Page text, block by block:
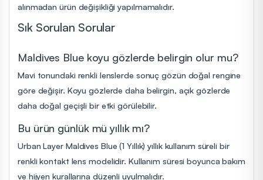
alınmadan ürün değişikliği yapılmamalıdır.
Sık Sorulan Sorular
Maldives Blue koyu gözlerde belirgin olur mu?
Mavi tonundaki renkli lenslerde sonuç gözün doğal rengine
göre değişir. Koyu gözlerde daha belirgin, açık gözlerde
daha doğal geçişli bir etki görülebilir.
Bu ürün günlük mü yıllık mı?
Urban Layer Maldives Blue (1 Yıllık) yıllık kullanım süreli bir
renkli kontakt lens modelidir. Kullanım süresi boyunca bakım
ve hijyen kurallarına düzenli uyulmalıdır.